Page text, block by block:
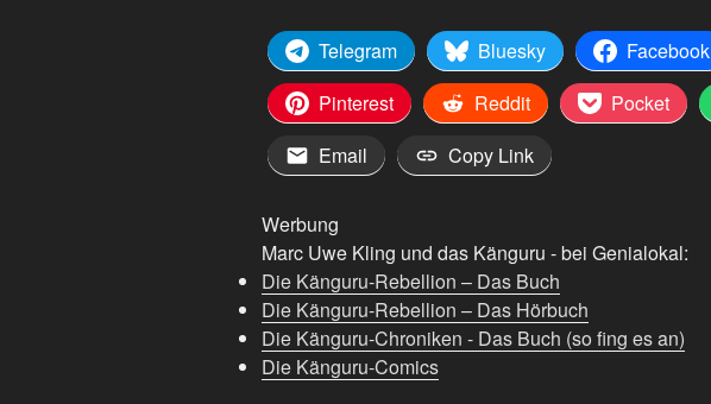
Telegram Bluesky Facebook
Pinterest
Reddit Pocket
Email
Copy Link
Werbung
Marc Uwe Kling und das Känguru - bei Genialokal:
Die Känguru-Rebellion – Das Buch
Die Känguru-Rebellion – Das Hörbuch
Die Känguru-Chroniken - Das Buch (so fing es an)
Die Känguru-Comics